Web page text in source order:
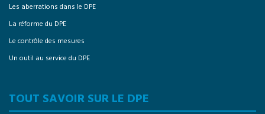
Les aberrations dans le DPE
La réforme du DPE
Le contrôle des mesures
Un outil au service du DPE
TOUT SAVOIR SUR LE DPE